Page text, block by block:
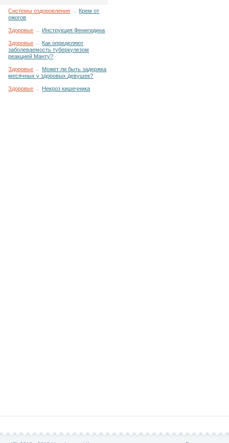
Системы оздоровления → Крем от
ожогов
Здоровье → Инструкция Фенигидина
Здоровье → Как определяют
заболеваемость туберкулезом
реакцией Манту?
Здоровье → Может ли быть задержка
месячных у здоровых девушек?
Здоровье → Некроз кишечника